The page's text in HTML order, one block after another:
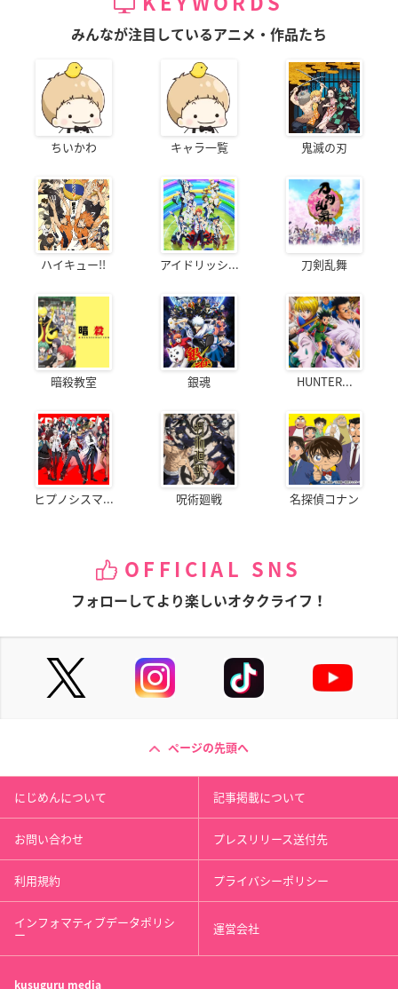
みんなが注目しているアニメ・作品たち
ちいかわ キャラ一覧 鬼滅の刃
ハイキュー!! アイドリッシ... 刀剣乱舞
暗殺教室 銀魂 HUNTER...
ヒプノシスマ... 呪術廻戦 名探偵コナン
OFFICIAL SNS
フォローしてより楽しいオタクライフ！
ページの先頭へ
にじめんについて 記事掲載について
お問い合わせ プレスリリース送付先
利用規約 プライバシーポリシー
インフォマティブデータポリシ
ー 運営会社
kusuguru media